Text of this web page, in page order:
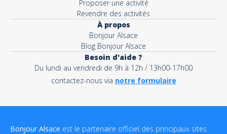
Proposer une activité
Revendre des activités
À propos
Bonjour Alsace
Blog Bonjour Alsace
Besoin d'aide ?
Du lundi au vendredi de 9h à 12h / 13h00-17h00
contactez-nous via notre formulaire
Bonjour Alsace est le partenaire officiel des principaux sites